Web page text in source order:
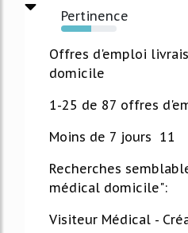
Pertinence
54%
Offres d'emploi
domicile
1-25 de 87 offres
Moins de 7 jours 11
Recherches
médical domicile":
Visiteur Médical -